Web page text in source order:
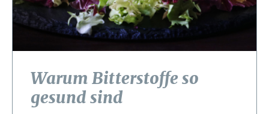
Warum Bitterstoffe so
gesund sind